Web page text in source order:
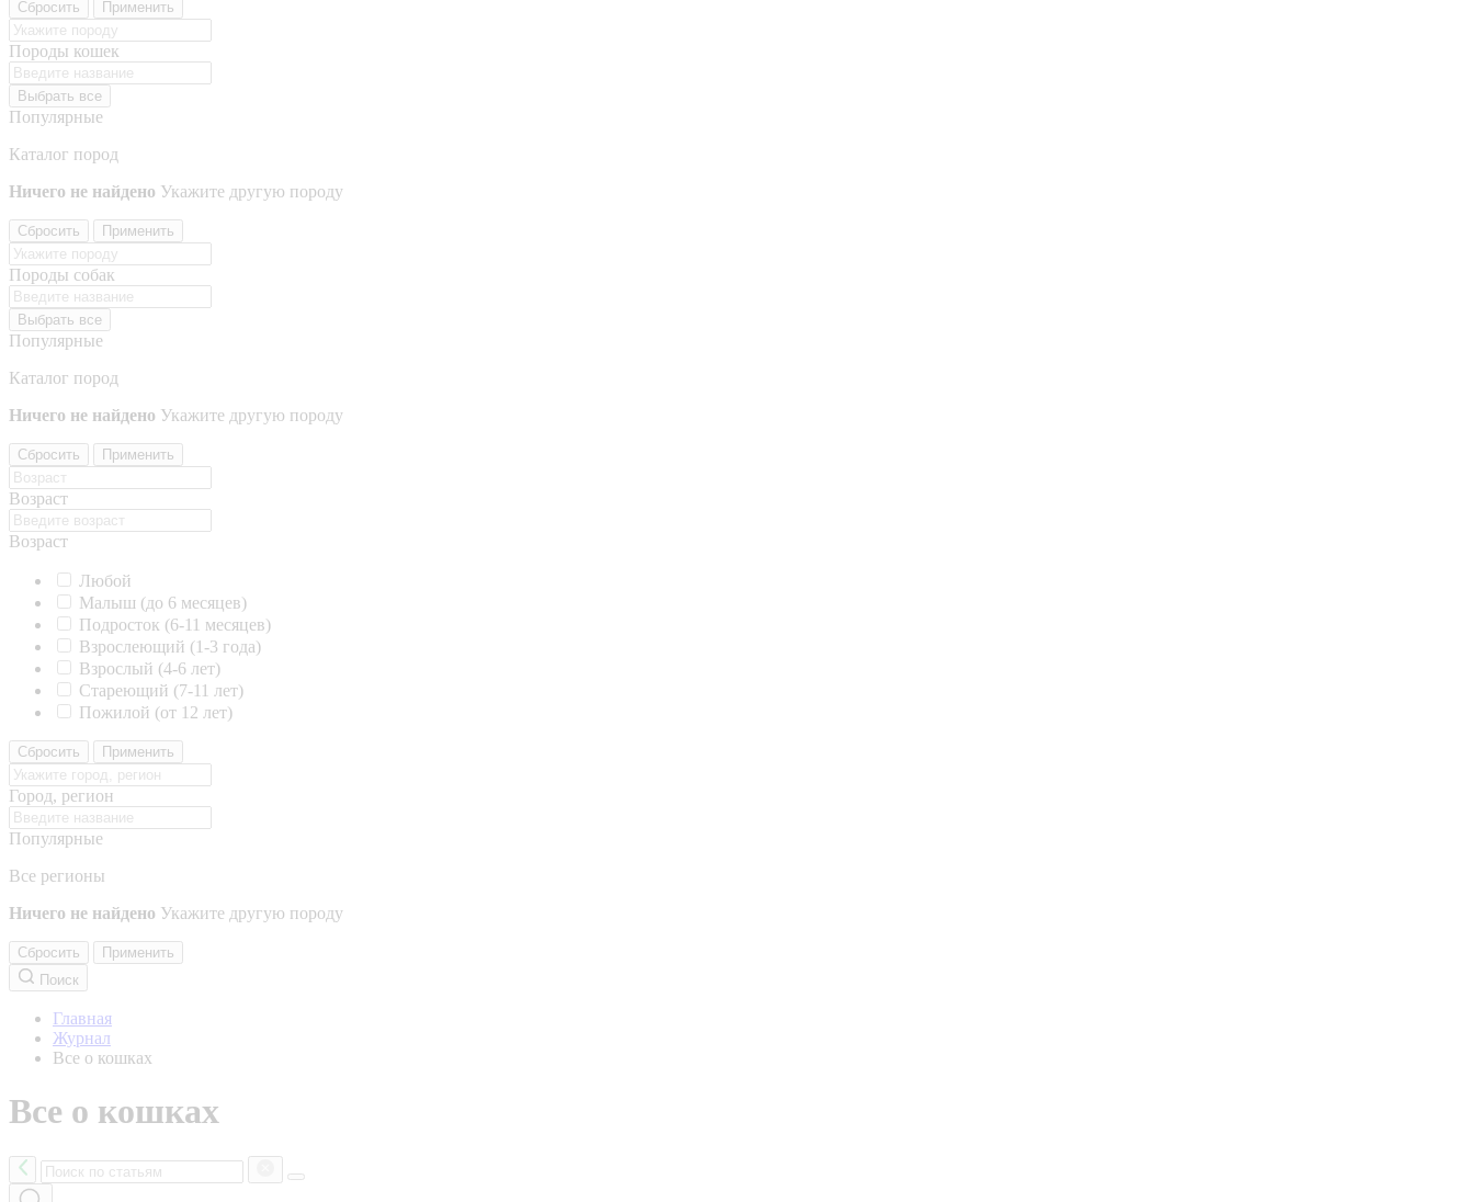
Сбросить Применить
Породы кошек
Выбрать все
Популярные
Каталог пород
Ничего не найдено Укажите другую породу
Сбросить Применить
Породы собак
Выбрать все
Популярные
Каталог пород
Ничего не найдено Укажите другую породу
Сбросить Применить
Возраст
Возраст
Любой
Малыш (до 6 месяцев)
Подросток (6-11 месяцев)
Взрослеющий (1-3 года)
Взрослый (4-6 лет)
Стареющий (7-11 лет)
Пожилой (от 12 лет)
Сбросить Применить
Город, регион
Популярные
Все регионы
Ничего не найдено Укажите другую породу
Сбросить
Применить
Поиск
Главная
Журнал
Все о кошках
Все о кошках